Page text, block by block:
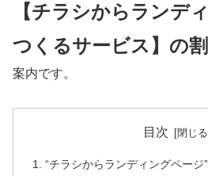
【チラシからランデ
つくるサービス】の
案内です。
目次
“チラシからランディングページ